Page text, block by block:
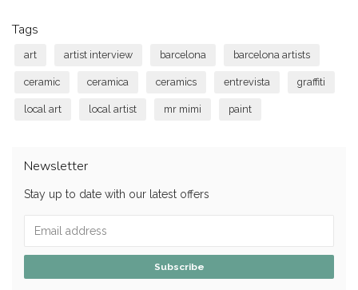
Tags
art artist interview barcelona barcelona artists
ceramic ceramica ceramics entrevista graffiti
local art local artist mr mimi paint
Newsletter
Stay up to date with our latest offers
Subscribe